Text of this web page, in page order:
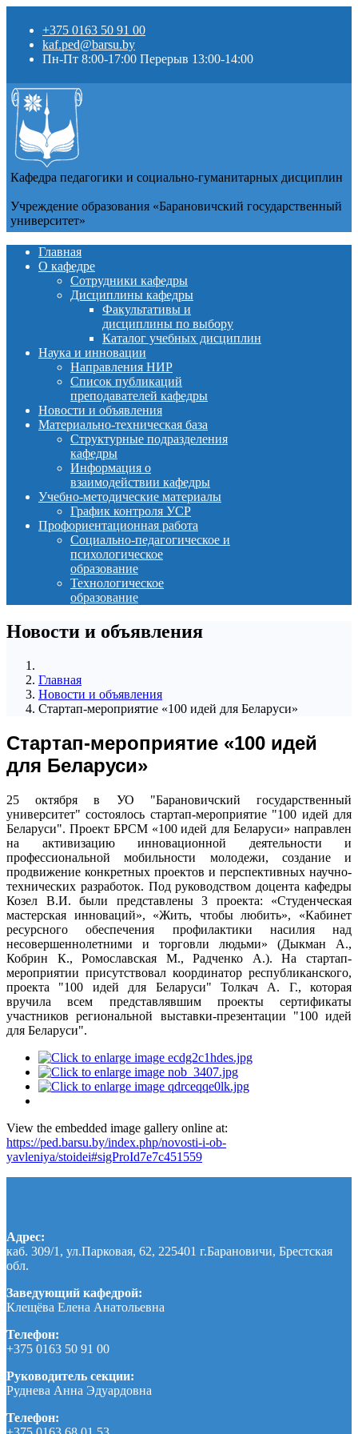
+375 0163 50 91 00
kaf.ped@barsu.by
Пн-Пт 8:00-17:00 Перерыв 13:00-14:00
Кафедра педагогики и социально-гуманитарных дисциплин
Учреждение образования «Барановичский государственный
университет»
Главная
О кафедре
Сотрудники кафедры
Дисциплины кафедры
Факультативы и
дисциплины по выбору
Каталог учебных дисциплин
Наука и инновации
Направления НИР
Список публикаций
преподавателей кафедры
Новости и объявления
Материально-техническая база
Структурные подразделения
кафедры
Информация о
взаимодействии кафедры
Учебно-методические материалы
График контроля УСР
Профориентационная работа
Социально-педагогическое и
психологическое
образование
Технологическое
образование
Новости и объявления
Главная
Новости и объявления
Стартап-мероприятие «100 идей для Беларуси»
Стартап-мероприятие «100 идей
для Беларуси»
25 октября в УО "Барановичский государственный
университет" состоялось стартап-мероприятие "100 идей для
Беларуси". Проект БРСМ «100 идей для Беларуси» направлен
на активизацию инновационной деятельности и
профессиональной мобильности молодежи, создание и
продвижение конкретных проектов и перспективных научно-
технических разработок. Под руководством доцента кафедры
Козел В.И. были представлены 3 проекта: «Студенческая
мастерская инноваций», «Жить, чтобы любить», «Кабинет
ресурсного обеспечения профилактики насилия над
несовершеннолетними и торговли людьми» (Дыкман А.,
Кобрин К., Ромославская М., Радченко А.). На стартап-
мероприятии присутствовал координатор республиканского,
проекта "100 идей для Беларуси" Толкач А. Г., которая
вручила всем представлявшим проекты сертификаты
участников региональной выставки-презентации "100 идей
для Беларуси".
View the embedded image gallery online at:
https://ped.barsu.by/index.php/novosti-i-ob-
yavleniya/stoidei#sigProId7e7c451559
Адрес:
каб. 309/1, ул.Парковая, 62, 225401 г.Барановичи, Брестская
обл.
Заведующий кафедрой:
Клещёва Елена Анатольевна
Телефон:
+375 0163 50 91 00
Руководитель секции:
Руднева Анна Эдуардовна
Телефон: